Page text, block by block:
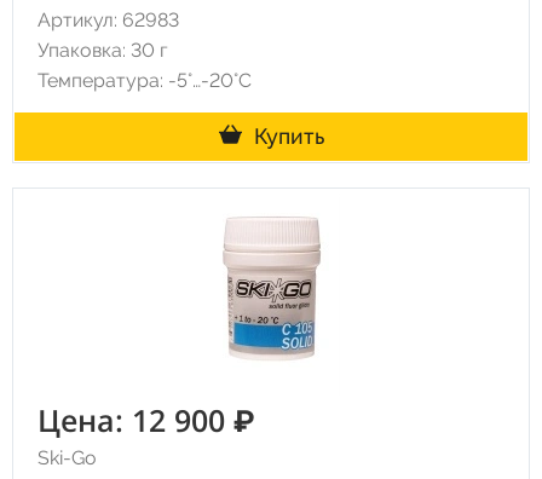
Артикул: 62983
Упаковка: 30 г
Температура: -5°…-20°C
Купить
Цена: 12 900 ₽
Ski-Go